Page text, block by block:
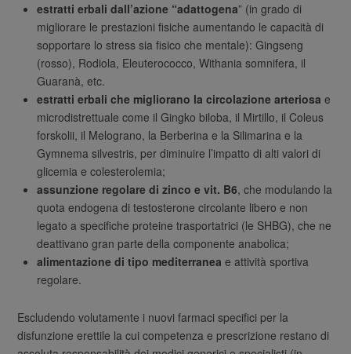
estratti erbali dall’azione “adattogena” (in grado di
migliorare le prestazioni fisiche aumentando le capacità di
sopportare lo stress sia fisico che mentale): Gingseng
(rosso), Rodiola, Eleuterococco, Withania somnifera, il
Guaranà, etc.
estratti erbali che migliorano la circolazione arteriosa e
microdistrettuale come il Gingko biloba, il Mirtillo, il Coleus
forskolii, il Melograno, la Berberina e la Silimarina e la
Gymnema silvestris, per diminuire l’impatto di alti valori di
glicemia e colesterolemia;
assunzione regolare di zinco e vit. B6, che modulando la
quota endogena di testosterone circolante libero e non
legato a specifiche proteine trasportatrici (le SHBG), che ne
deattivano gran parte della componente anabolica;
alimentazione di tipo mediterranea e attività sportiva
regolare.
Escludendo volutamente i nuovi farmaci specifici per la
disfunzione erettile la cui competenza e prescrizione restano di